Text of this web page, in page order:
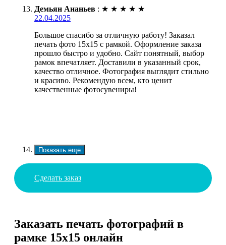
Демьян Ананьев : ★ ★ ★ ★ ★
22.04.2025
Большое спасибо за отличную работу! Заказал
печать фото 15х15 с рамкой. Оформление заказа
прошло быстро и удобно. Сайт понятный, выбор
рамок впечатляет. Доставили в указанный срок,
качество отличное. Фотография выглядит стильно
и красиво. Рекомендую всем, кто ценит
качественные фотосувениры!
Показать еще
Сделать заказ
Заказать печать фотографий в
рамке 15х15 онлайн